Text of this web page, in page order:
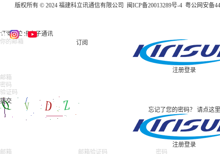
版权所有 © 2024 福建科立讯通信有限公司 闽ICP备20013289号-4 粤公网安备
订阅科立讯电子通讯
订阅
注册登录
忘记了您的密码？ 请点这里
注册登录